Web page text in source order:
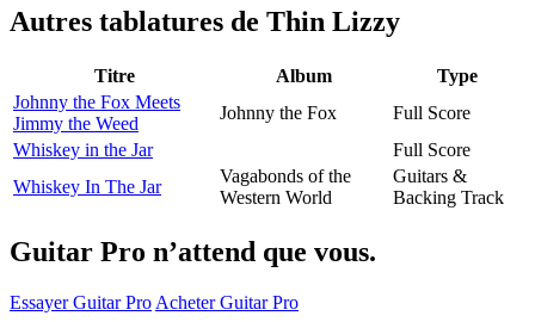
Autres tablatures de Thin Lizzy
Titre Album
Type
Johnny the Fox Meets
Jimmy the Weed
Johnny the Fox
Full Score
Whiskey in the Jar
Full Score
Whiskey In The Jar
Vagabonds of the
Western World
Guitars &
Backing Track
Guitar Pro n’attend que vous.
Essayer Guitar Pro Acheter Guitar Pro